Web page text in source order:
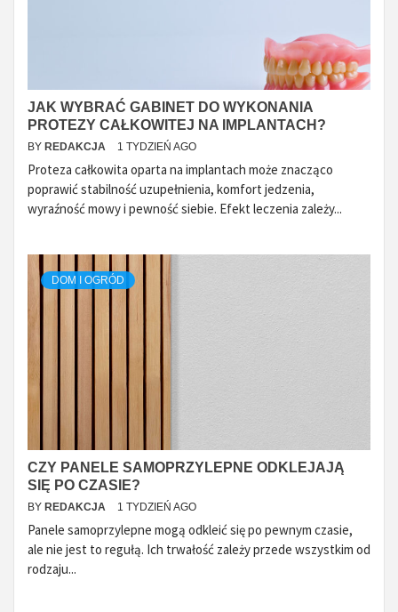
JAK WYBRAĆ GABINET DO WYKONANIA
PROTEZY CAŁKOWITEJ NA IMPLANTACH?
BY REDAKCJA 1 TYDZIEŃ AGO
Proteza całkowita oparta na implantach może znacząco
poprawić stabilność uzupełnienia, komfort jedzenia,
wyraźność mowy i pewność siebie. Efekt leczenia zależy...
DOM I OGRÓD
CZY PANELE SAMOPRZYLEPNE ODKLEJAJĄ
SIĘ PO CZASIE?
BY REDAKCJA 1 TYDZIEŃ AGO
Panele samoprzylepne mogą odkleić się po pewnym czasie,
ale nie jest to regułą. Ich trwałość zależy przede wszystkim od
rodzaju...